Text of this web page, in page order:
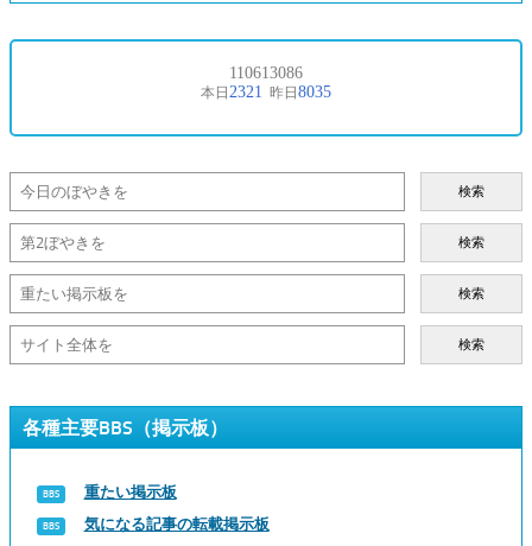
検索
検索
検索
検索
各種主要BBS（掲示板）
重たい掲示板
気になる記事の転載掲示板